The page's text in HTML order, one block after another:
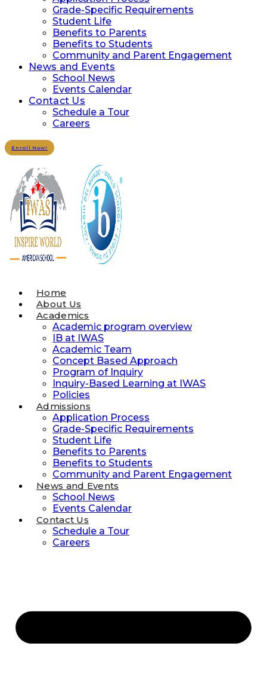
Grade-Specific Requirements
Student Life
Benefits to Parents
Benefits to Students
Community and Parent Engagement
News and Events
School News
Events Calendar
Contact Us
Schedule a Tour
Careers
Enroll Now!
Home
About Us
Academics
Academic program overview
IB at IWAS
Academic Team
Concept Based Approach
Program of Inquiry
Inquiry-Based Learning at IWAS
Policies
Admissions
Application Process
Grade-Specific Requirements
Student Life
Benefits to Parents
Benefits to Students
Community and Parent Engagement
News and Events
School News
Events Calendar
Contact Us
Schedule a Tour
Careers